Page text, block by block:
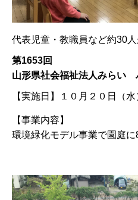
代表児童・教職員など約30
第1653回
山形県社会福祉法人みらい
【実施日】 １０月２０日（水
【事業内容】
環境緑化モデル事業で園庭